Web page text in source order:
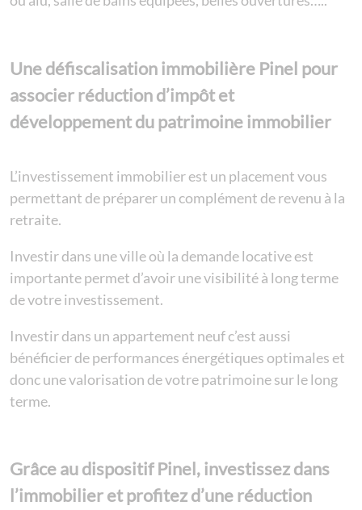
Une défiscalisation immobilière Pinel pour
associer réduction d’impôt et
développement du patrimoine immobilier
L’investissement immobilier est un placement vous
permettant de préparer un complément de revenu à la
retraite.
Investir dans une ville où la demande locative est
importante permet d’avoir une visibilité à long terme
de votre investissement.
Investir dans un appartement neuf c’est aussi
bénéficier de performances énergétiques optimales et
donc une valorisation de votre patrimoine sur le long
terme.
Grâce au dispositif Pinel, investissez dans
l’immobilier et profitez d’une réduction